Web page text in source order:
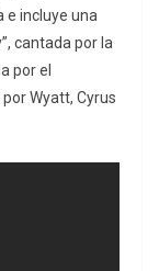
e incluye una
cantada por la
por el
Wyatt, Cyrus